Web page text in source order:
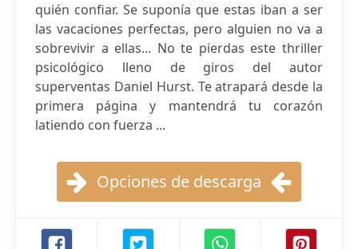
quién confiar. Se suponía que estas iban a ser
las vacaciones perfectas, pero alguien no va a
sobrevivir a ellas... No te pierdas este thriller
psicológico lleno de giros del autor
superventas Daniel Hurst. Te atrapará desde la
primera página y mantendrá tu corazón
latiendo con fuerza ...
Opciones de descarga